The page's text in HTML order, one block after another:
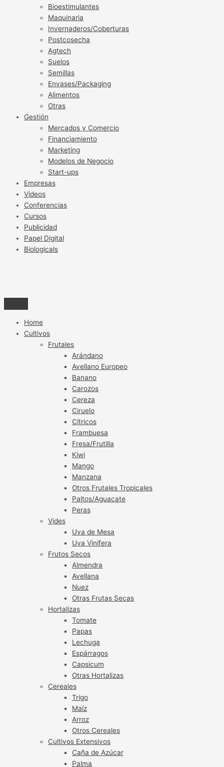
Bioestimulantes
Maquinaria
Invernaderos/Coberturas
Postcosecha
Agtech
Suelos
Semillas
Envases/Packaging
Alimentos
Otras
Gestión
Mercados y Comercio
Financiamiento
Marketing
Modelos de Negocio
Start-ups
Empresas
Videos
Conferencias
Cursos
Publicidad
Papel Digital
Biologicals
Home
Cultivos
Frutales
Arándano
Avellano Europeo
Banano
Carozos
Cereza
Ciruelo
Cítricos
Frambuesa
Fresa/Frutilla
Kiwi
Mango
Manzana
Otros Frutales Tropicales
Paltos/Aguacate
Peras
Vides
Uva de Mesa
Uva Vinífera
Frutos Secos
Almendra
Avellana
Nuez
Otras Frutas Secas
Hortalizas
Tomate
Papas
Lechuga
Espárragos
Capsicum
Otras Hortalizas
Cereales
Trigo
Maíz
Arroz
Otros Cereales
Cultivos Extensivos
Caña de Azúcar
Palma